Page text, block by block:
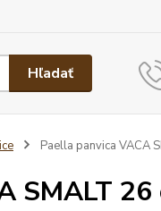
Hľadať
Paella panvica VACA
SMALT 26